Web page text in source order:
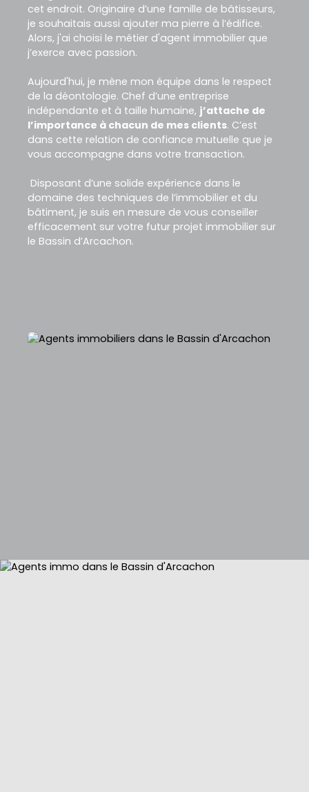
cet endroit. Originaire d’une famille de bâtisseurs,
je souhaitais aussi ajouter ma pierre à l’édifice.
Alors, j'ai choisi le métier d'agent immobilier que
j’exerce avec passion.
Aujourd'hui, je mène mon équipe dans le respect
de la déontologie. Chef d’une entreprise
indépendante et à taille humaine, j’attache de
l’importance à chacun de mes clients. C’est
dans cette relation de confiance mutuelle que je
vous accompagne dans votre transaction.
Disposant d’une solide expérience dans le
domaine des techniques de l’immobilier et du
bâtiment, je suis en mesure de vous conseiller
efficacement sur votre futur projet immobilier sur
le Bassin d’Arcachon.